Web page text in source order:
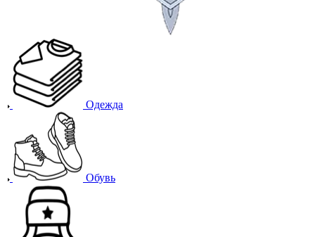
Одежда
Обувь